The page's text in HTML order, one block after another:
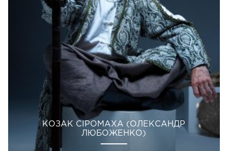
КОЗАК СІРОМАХА (ОЛЕКСАНДР
ЛЮБОЖЕНКО)